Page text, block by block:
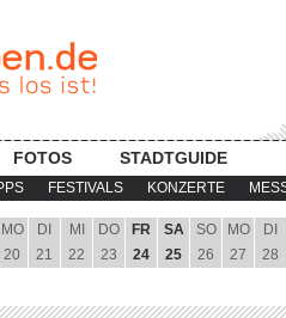
FESTIVALS KONZERTE
FOTOS STADTGUIDE
MO
20
DI
21
MI
22
DO
23
FR
24
SA
25
SO
26
MO
27
DI
28